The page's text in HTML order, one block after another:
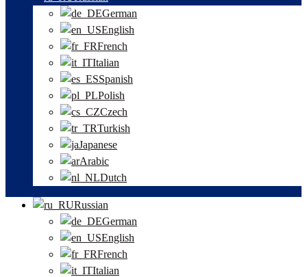
German
English
French
Italian
Spanish
Polish
Czech
Turkish
Japanese
Arabic
Dutch
Russian
German
English
French
Italian